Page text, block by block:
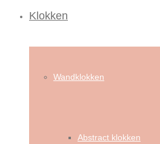
Klokken
Wandklokken
Abstract klokken